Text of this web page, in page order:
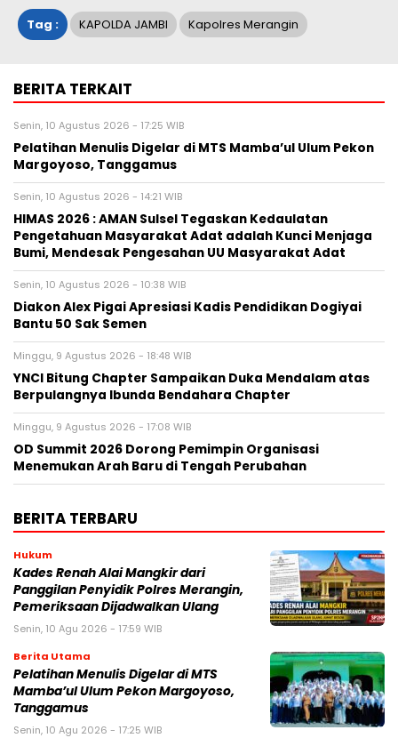
Tag : KAPOLDA JAMBI Kapolres Merangin
BERITA TERKAIT
Senin, 10 Agustus 2026 - 17:25 WIB
Pelatihan Menulis Digelar di MTS Mamba’ul Ulum Pekon
Margoyoso, Tanggamus
Senin, 10 Agustus 2026 - 14:21 WIB
HIMAS 2026 : AMAN Sulsel Tegaskan Kedaulatan
Pengetahuan Masyarakat Adat adalah Kunci Menjaga
Bumi, Mendesak Pengesahan UU Masyarakat Adat
Senin, 10 Agustus 2026 - 10:38 WIB
Diakon Alex Pigai Apresiasi Kadis Pendidikan Dogiyai
Bantu 50 Sak Semen
Minggu, 9 Agustus 2026 - 18:48 WIB
YNCI Bitung Chapter Sampaikan Duka Mendalam atas
Berpulangnya Ibunda Bendahara Chapter
Minggu, 9 Agustus 2026 - 17:08 WIB
OD Summit 2026 Dorong Pemimpin Organisasi
Menemukan Arah Baru di Tengah Perubahan
BERITA TERBARU
Hukum
Kades Renah Alai Mangkir dari
Panggilan Penyidik Polres Merangin,
Pemeriksaan Dijadwalkan Ulang
Senin, 10 Agu 2026 - 17:59 WIB
Berita Utama
Pelatihan Menulis Digelar di MTS
Mamba’ul Ulum Pekon Margoyoso,
Tanggamus
Senin, 10 Agu 2026 - 17:25 WIB